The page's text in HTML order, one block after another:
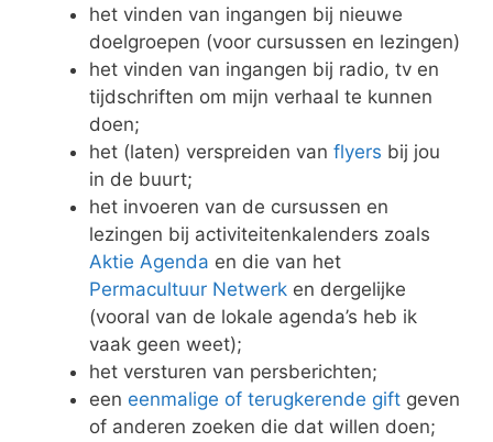
het vinden van ingangen bij nieuwe
doelgroepen (voor cursussen en lezingen)
het vinden van ingangen bij radio, tv en
tijdschriften om mijn verhaal te kunnen
doen;
het (laten) verspreiden van flyers bij jou
in de buurt;
het invoeren van de cursussen en
lezingen bij activiteitenkalenders zoals
Aktie Agenda en die van het
Permacultuur Netwerk en dergelijke
(vooral van de lokale agenda’s heb ik
vaak geen weet);
het versturen van persberichten;
een eenmalige of terugkerende gift geven
of anderen zoeken die dat willen doen;